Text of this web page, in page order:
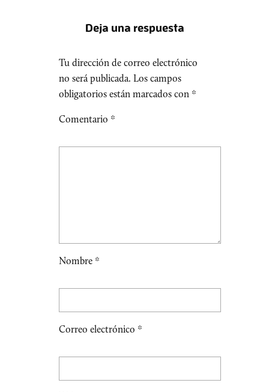
Deja una respuesta
Tu dirección de correo electrónico
no será publicada. Los campos
obligatorios están marcados con *
Comentario *
Nombre *
Correo electrónico *